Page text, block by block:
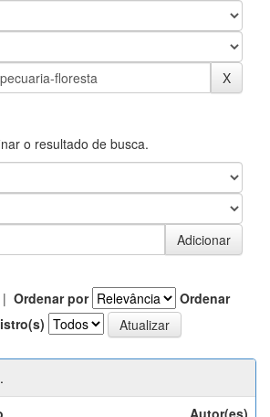
o resultado de busca.
| Ordenar por
Ordenar
Autor(es)